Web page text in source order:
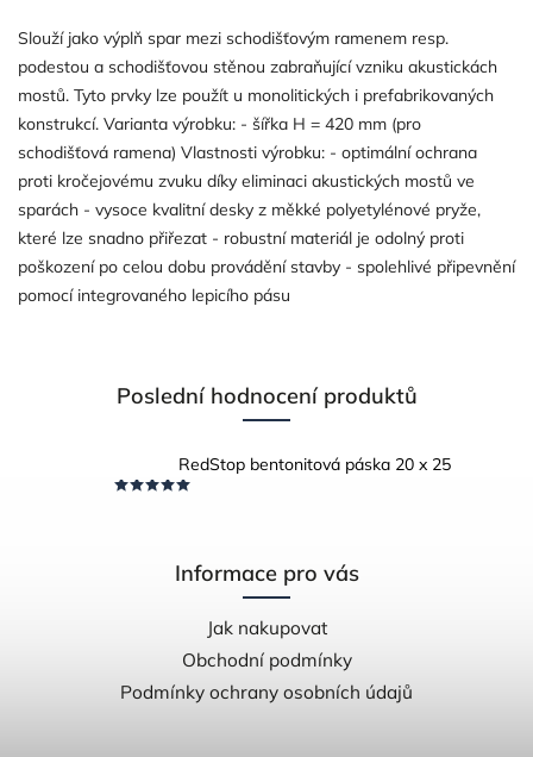
Slouží jako výplň spar mezi schodišťovým ramenem resp.
podestou a schodišťovou stěnou zabraňující vzniku akustickách
mostů. Tyto prvky lze použít u monolitických i prefabrikovaných
konstrukcí. Varianta výrobku: - šířka H = 420 mm (pro
schodišťová ramena) Vlastnosti výrobku: - optimální ochrana
proti kročejovému zvuku díky eliminaci akustických mostů ve
sparách - vysoce kvalitní desky z měkké polyetylénové pryže,
které lze snadno přiřezat - robustní materiál je odolný proti
poškození po celou dobu provádění stavby - spolehlivé připevnění
pomocí integrovaného lepicího pásu
Poslední hodnocení produktů
RedStop bentonitová páska 20 x 25
Informace pro vás
Jak nakupovat
Obchodní podmínky
Podmínky ochrany osobních údajů